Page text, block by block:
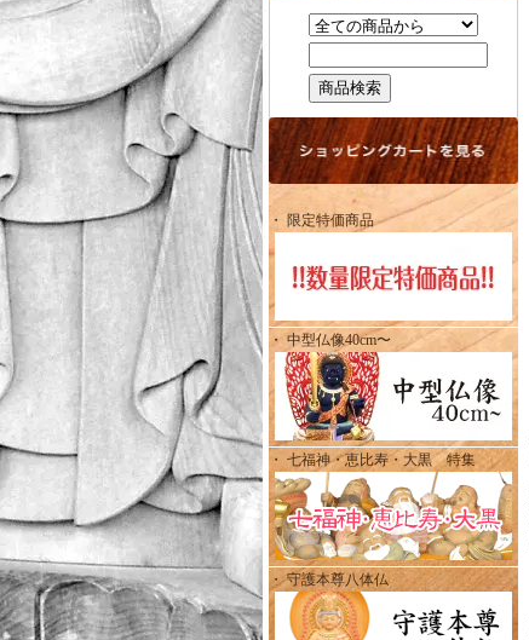
・ 限定特価商品
・ 中型仏像40cm〜
・ 七福神・恵比寿・大黒 特集
・ 守護本尊八体仏